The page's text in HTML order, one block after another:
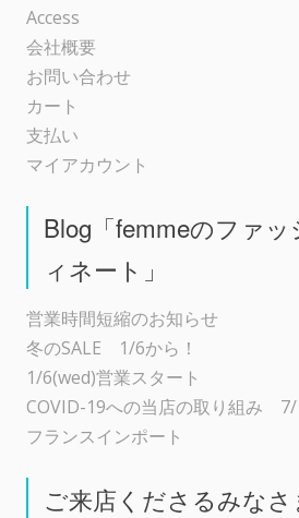
Access
会社概要
お問い合わせ
カート
支払い
マイアカウント
Blog「femmeのファ
ィネート」
営業時間短縮のお知らせ
冬のSALE 1/6から！
1/6(wed)営業スタート
COVID-19への当店の取り組み 7/
フランスインポート
ご来店くださるみな